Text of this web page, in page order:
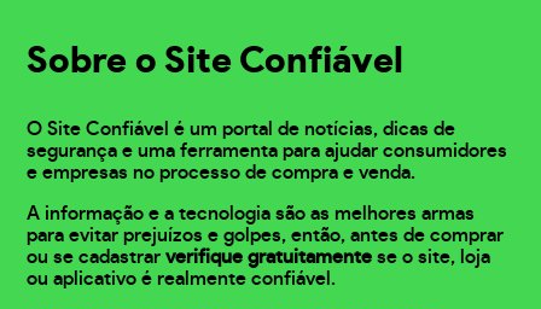
Sobre o Site Confiável
O Site Confiável é um portal de notícias, dicas de
segurança e uma ferramenta para ajudar consumidores
e empresas no processo de compra e venda.
A informação e a tecnologia são as melhores armas
para evitar prejuízos e golpes, então, antes de comprar
ou se cadastrarverifique gratuitamente se o site, loja
ou aplicativo é realmente confiável.